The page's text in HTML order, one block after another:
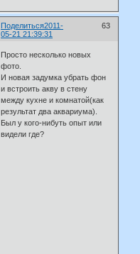
Поделиться 63
2011-
05-21 21:39:31
Просто несколько новых
фото.
И новая задумка убрать фон
и встроить акву в стену
между кухне и комнатой(как
результат два аквариума).
Был у кого-нибуть опыт или
видели где?